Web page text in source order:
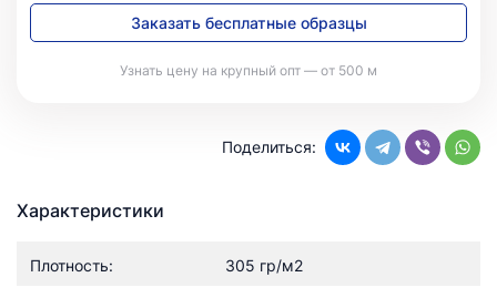
Заказать бесплатные образцы
Узнать цену на крупный опт — от 500 м
Поделиться:
Характеристики
Плотность: 305 гр/м2